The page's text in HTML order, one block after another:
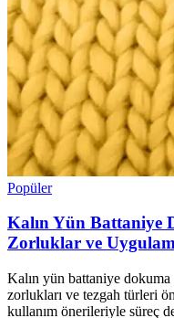
Popüler
Kalın Yün Battaniye
Zorluklar ve
Kalın yün battaniye
zorlukları ve tezgah türleri
kullanım önerileriyle süreç